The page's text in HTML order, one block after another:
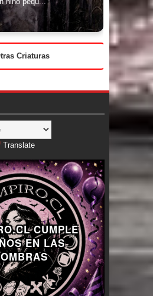
Criaturas
Translate
CUMPLE
EN LAS